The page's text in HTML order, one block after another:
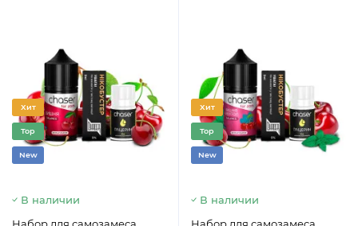
Хит
Top
New
В наличии
Набор для самозамеса
Хит
Top
New
В наличии
Набор для самозамеса